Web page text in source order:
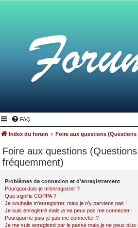
FAQ
Index du forum Foire aux questions (Questions
Foire aux questions
fréquemment)
Problèmes de connexion et d’enregistrement
Pourquoi dois-je m’enregistrer ?
Que signifie COPPA ?
Je souhaite m’enregistrer, mais je n’y parviens pas !
Je suis enregistré mais je ne peux pas me connecter !
Pourquoi ne puis-je pas me connecter ?
Je me suis enregistré par le passé mais je ne peux plus